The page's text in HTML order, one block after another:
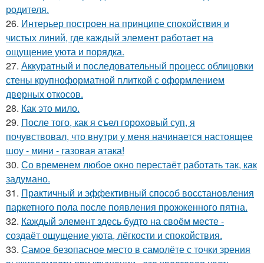
родителя.
26. Интерьер построен на принципе спокойствия и
чистых линий, где каждый элемент работает на
ощущение уюта и порядка.
27. Аккуратный и последовательный процесс облицовки
стены крупноформатной плиткой с оформлением
дверных откосов.
28. Как это мило.
29. После того, как я съел гороховый суп, я
почувствовал, что внутри у меня начинается настоящее
шоу - мини - газовая атака!
30. Со временем любое окно перестаёт работать так, как
задумано.
31. Практичный и эффективный способ восстановления
паркетного пола после появления прожженного пятна.
32. Каждый элемент здесь будто на своём месте -
создаёт ощущение уюта, лёгкости и спокойствия.
33. Самое безопасное место в самолёте с точки зрения